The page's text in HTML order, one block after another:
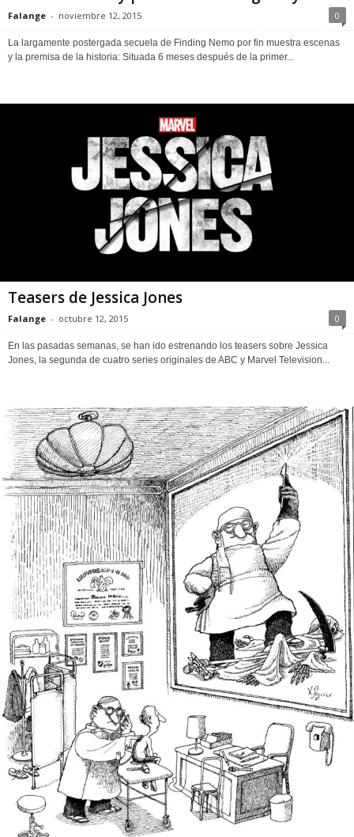
Falange - noviembre 12, 2015 0
La largamente postergada secuela de Finding Nemo por fin muestra escenas
y la premisa de la historia: Situada 6 meses después de la primer...
Teasers de Jessica Jones
Falange - octubre 12, 2015 0
En las pasadas semanas, se han ido estrenando los teasers sobre Jessica
Jones, la segunda de cuatro series originales de ABC y Marvel Television...